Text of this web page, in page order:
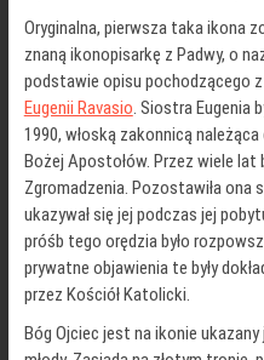
Oryginalna, pierwsza taka ikona
znaną ikonopisarkę z Padwy, o
podstawie opisu pochodzącego
Eugenii Ravasio. Siostra Eugenia
1990, włoską zakonnicą
Bożej Apostołów. Przez wiele lat
Zgromadzenia. Pozostawiła ona
ukazywał się jej podczas jej
próśb tego orędzia było
prywatne objawienia te były
przez Kościół Katolicki.
Bóg Ojciec jest na ikonie